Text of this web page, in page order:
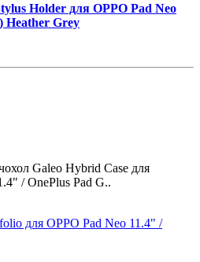
Holder для OPPO Pad Neo
Heather Grey
Galeo Hybrid Case для
/ OnePlus Pad G..